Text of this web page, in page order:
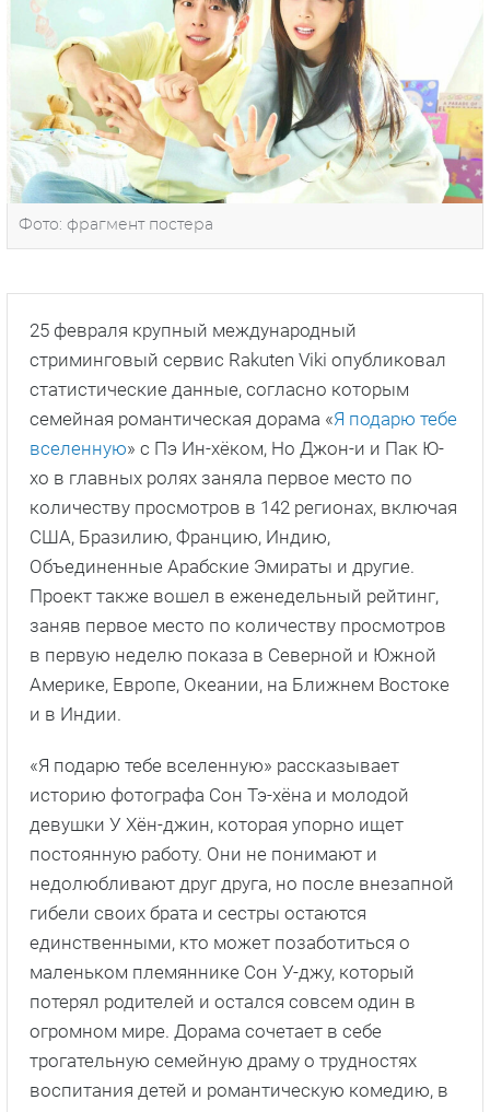
Фото: фрагмент постера
25 февраля крупный международный
стриминговый сервис Rakuten Viki опубликовал
статистические данные, согласно которым
семейная романтическая дорама «Я подарю тебе
вселенную» с Пэ Ин-хёком, Но Джон-и и Пак Ю-
хо в главных ролях заняла первое место по
количеству просмотров в 142 регионах, включая
США, Бразилию, Францию, Индию,
Объединенные Арабские Эмираты и другие.
Проект также вошел в еженедельный рейтинг,
заняв первое место по количеству просмотров
в первую неделю показа в Северной и Южной
Америке, Европе, Океании, на Ближнем Востоке
и в Индии.
«Я подарю тебе вселенную» рассказывает
историю фотографа Сон Тэ-хёна и молодой
девушки У Хён-джин, которая упорно ищет
постоянную работу. Они не понимают и
недолюбливают друг друга, но после внезапной
гибели своих брата и сестры остаются
единственными, кто может позаботиться о
маленьком племяннике Сон У-джу, который
потерял родителей и остался совсем один в
огромном мире. Дорама сочетает в себе
трогательную семейную драму о трудностях
воспитания детей и романтическую комедию, в